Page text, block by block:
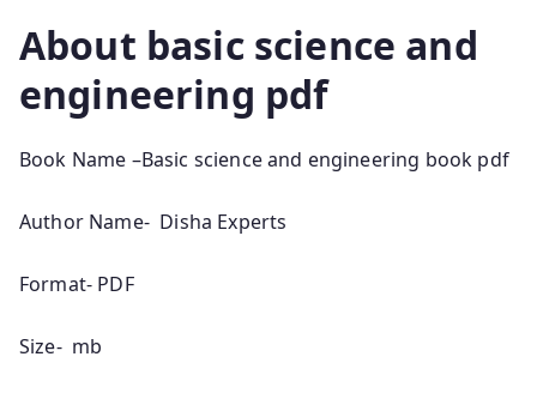
About basic science and
engineering pdf
Book Name –Basic science and engineering book pdf
Author Name- Disha Experts
Format- PDF
Size- mb